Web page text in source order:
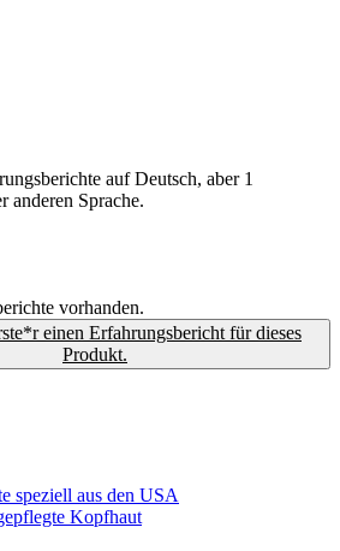
auf Deutsch, aber 1
anderen Sprache.
vorhanden.
einen Erfahrungsbericht für dieses
Produkt.
speziell aus den USA
Kopfhaut